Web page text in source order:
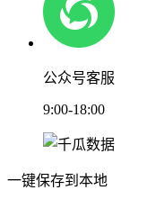
公众号客服
9:00-18:00
一键保存到本地